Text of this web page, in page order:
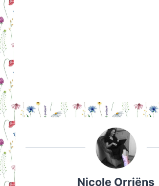
Nicole Orriëns